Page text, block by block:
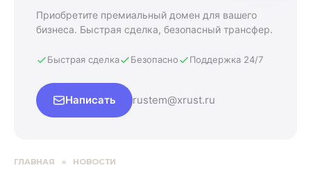
Приобретите премиальный домен для вашего
бизнеса. Быстрая сделка, безопасный трансфер.
Быстрая сделка Безопасно Поддержка 24/7
Написать rustem@xrust.ru
ГЛАВНАЯ » НОВОСТИ